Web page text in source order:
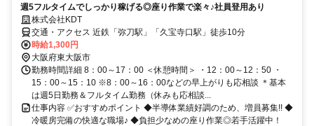
週5フルタイムでしっかり稼げる◎座り作業で楽々♪社員登用あり
株式会社KDT
交通・アクセス 近鉄「弥刀駅」「久宝寺口駅」徒歩10分
時給1,300円
大阪府東大阪市
勤務時間詳細 8：00～17：00 ＜休憩時間＞ ・12：00～12：50 ・
15：00～15：10 ※8：00～16：00などの早上がりも応相談 ＊基本
は週5日勤務＆フルタイム勤務（休みも応相談...
仕事内容 ✅おすすめポイント ◆半導体業績好調のため、増員募集!! ◆
冷暖房完備の快適な職場♪ ◆負担少なめの座り作業◎若手活躍中！